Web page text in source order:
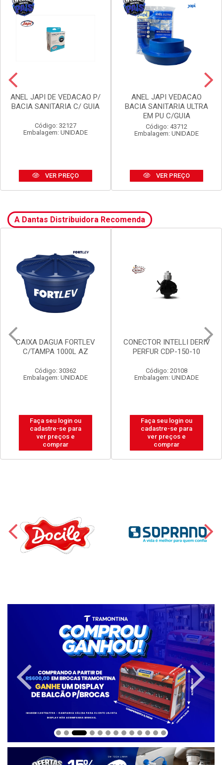
ANEL JAPI DE VEDACAO P/
BACIA SANITARIA C/ GUIA
Código: 32127
Embalagem: UNIDADE
VER PREÇO
ANEL JAPI VEDACAO
BACIA SANITARIA ULTRA
EM PU C/GUIA
Código: 43712
Embalagem: UNIDADE
VER PREÇO
A Dantas Distribuidora Recomenda
CAIXA DAGUA FORTLEV
C/TAMPA 1000L AZ
Código: 30362
Embalagem: UNIDADE
Faça seu login ou
cadastre-se para
ver preços e
comprar
CONECTOR INTELLI DERIV
PERFUR CDP-150-10
Código: 20108
Embalagem: UNIDADE
Faça seu login ou
cadastre-se para
ver preços e
comprar